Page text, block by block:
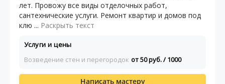
лет. Провожу все виды отделочных работ,
сантехнические услуги. Ремонт квартир и домов под
клю ... Раскрыть текст
Услуги и цены
Возведение стен и перегородок от 50 руб. / 1000
Написать мастеру